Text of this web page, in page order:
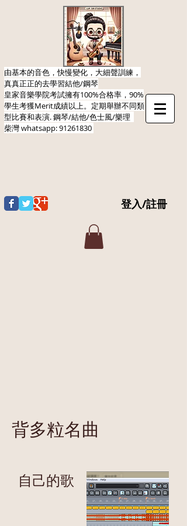
由基本的音色，快慢變化，大細聲訓練，
真真正正的去學習結他/鋼琴
皇家音樂學院考試擁有100%合格率，90%
學生考獲Merit成績以上。定期舉辦不同類
型比賽和表演.​ 鋼琴/結他/色士風/樂理
柴灣whatsapp:91261830
登入/註冊
背多粒名曲
自己的歌